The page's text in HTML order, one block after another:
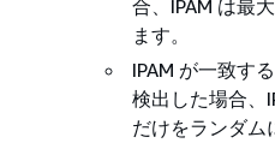
合、IPAM は最
ます。
IPAM が一致す
検出した場合、
だけをランダム